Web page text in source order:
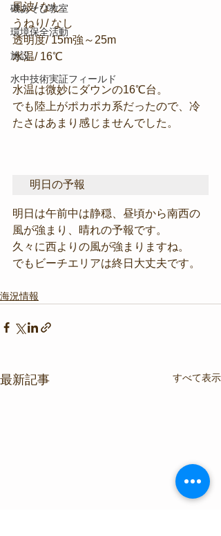
磯あそび教室
環境保全活動
施設
水中技術実証フィールド
風波/ なし
うねり/ なし
透明度/ 15m強～25m
水温/ 16℃
水温は微妙にダウンの16℃台。
でも陸上がポカポカ系だったので、冷
たさはあまり感じませんでした。
明日の予報
明日は午前中は静穏、昼頃から南西の
風が強まり、晴れの予報です。
久々に西よりの風が強まりますね。
でもビーチエリアは終日大丈夫です。
海況情報
最新記事 すべて表示